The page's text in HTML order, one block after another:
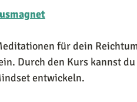
für dein
Durch den Kurs kannst du
entwickeln.